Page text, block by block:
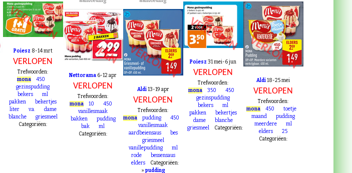
Poiesz aanbieding
VERLOPEN
Poiesz8-14 mrt
VERLOPEN
Trefwoorden:
mona
gezinspudding
ml
pakken
bekertjes
liter
Nettorama
aanbieding
VERLOPEN
Nettorama6-12 apr
VERLOPEN
Trefwoorden:
mona
450
vanillesmaak
bakken
pudding
bak
Mona pudding
VERLOPEN
Aldi13-19 apr
VERLOPEN
Trefwoorden:
pudding
450
vanillesmaak
aardbeiensaus
bes
griesmeel
vanillepudding
ml
bessensaus
Poiesz aanbieding
VERLOPEN
Poiesz31 mei-6 jun
VERLOPEN
Trefwoorden:
mona
350
450
gezinspudding
ml
pakken
bekertjes
blanche
Aldi aanbieding
VERLOPEN
Aldi18-25 mei
VERLOPEN
Trefwoorden:
450
toetje
maand
pudding
meerdere
elders